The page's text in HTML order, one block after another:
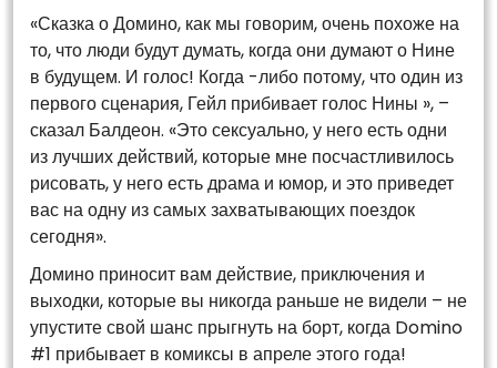
«Сказка о Домино, как мы говорим, очень похоже на
то, что люди будут думать, когда они думают о Нине
в будущем. И голос! Когда -либо потому, что один из
первого сценария, Гейл прибивает голос Нины », –
сказал Балдеон. «Это сексуально, у него есть одни
из лучших действий, которые мне посчастливилось
рисовать, у него есть драма и юмор, и это приведет
вас на одну из самых захватывающих поездок
сегодня».
Домино приносит вам действие, приключения и
выходки, которые вы никогда раньше не видели – не
упустите свой шанс прыгнуть на борт, когда Domino
#1 прибывает в комиксы в апреле этого года!